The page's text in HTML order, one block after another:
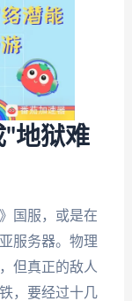
"地狱难
国服，或是在
服务器。物理
但真正的敌人
，要经过十几